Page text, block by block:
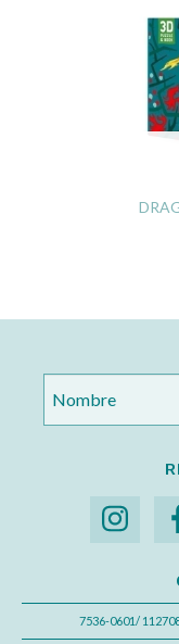
7536-0601/